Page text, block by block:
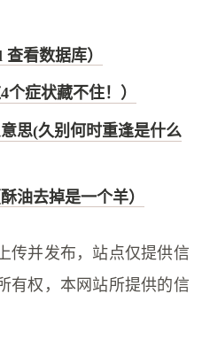
看数据库）
症状藏不住！）
思(久别何时重逢是什么
油去掉是一个羊）
传并发布，站点仅提供信
有权，本网站所提供的信